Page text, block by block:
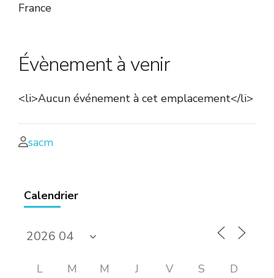
France
Évènement à venir
<li>Aucun événement à cet emplacement</li>
sacm
Calendrier
L M M J V S D